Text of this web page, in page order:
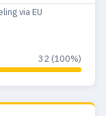
via EU
32 (100%)